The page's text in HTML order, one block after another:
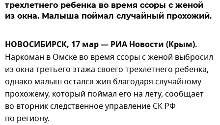
трехлетнего ребенка во время ссоры с женой
из окна. Малыша поймал случайный прохожий.
НОВОСИБИРСК, 17 мар — РИА Новости (Крым).
Наркоман в Омске во время ссоры с женой выбросил
из окна третьего этажа своего трехлетнего ребенка,
однако малыш остался жив благодаря случайному
прохожему, который поймал его на лету, сообщает
во вторник следственное управление СК РФ
по региону.